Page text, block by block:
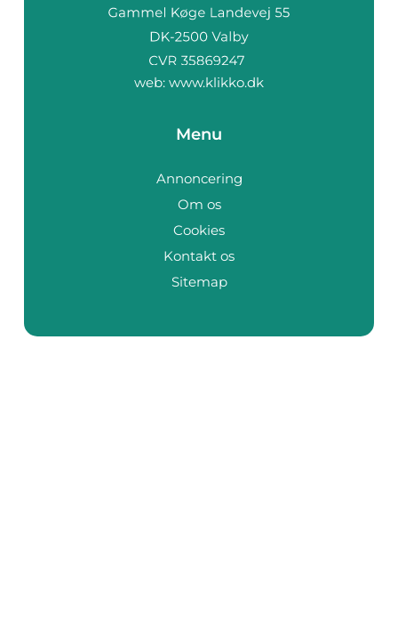
web: www.klikko.dk
Menu
Annoncering
Om os
Cookies
Kontakt os
Sitemap